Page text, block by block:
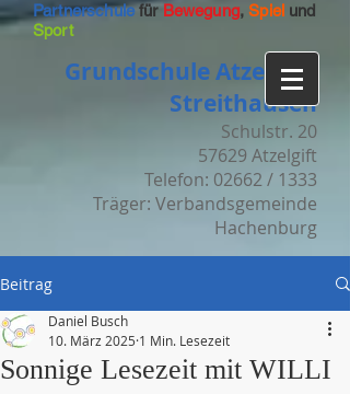
Partnerschulefür Bewegung,Spiel und
Sport
Grundschule Atzelgift-
Streithausen
Schulstr. 20
57629 Atzelgift
Telefon: 02662 / 1333
Träger: Verbandsgemeinde
Hachenburg
Beitrag
Sonnige Lesezeit mit WILLI
Daniel Busch
10. März 2025 1 Min. Lesezeit